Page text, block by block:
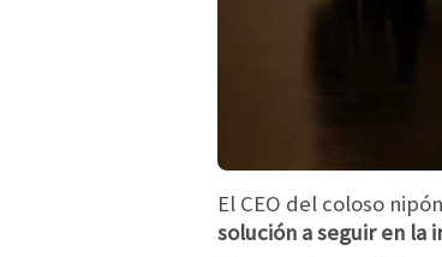
El CEO del coloso
solución a seguir en la